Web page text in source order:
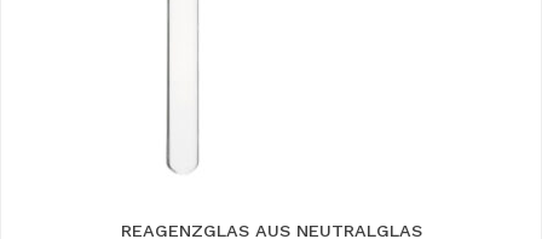
REAGENZGLAS AUS NEUTRALGLAS